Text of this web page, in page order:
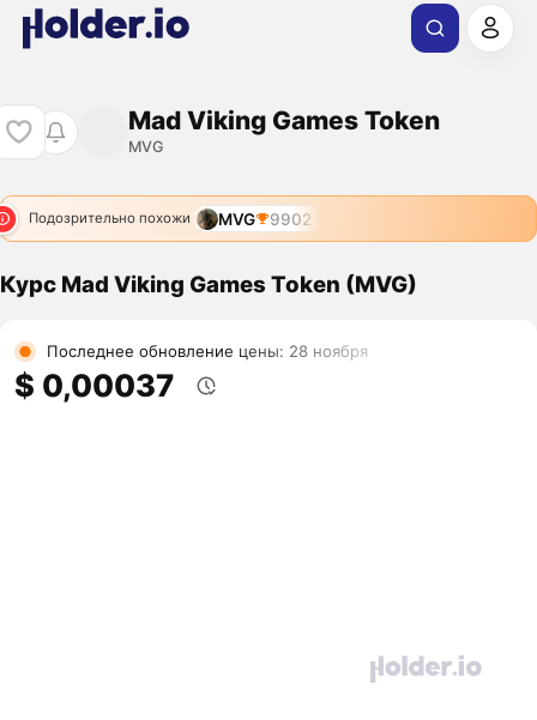
Mad Viking Games Token
MVG
Подозрительно похожи MVG 9902
Курс Mad Viking Games Token (MVG)
Последнее обновление цены: 28 ноября
$ 0,00037